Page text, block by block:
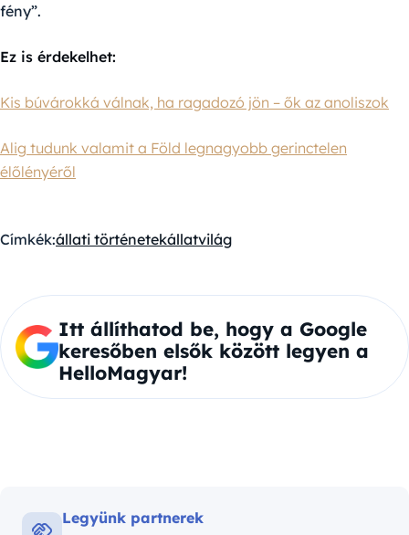
fény”.
Ez is érdekelhet:
Kis búvárokká válnak, ha ragadozó jön – ők az anoliszok
Alig tudunk valamit a Föld legnagyobb gerinctelen
élőlényéről
Címkék:állati történetekállatvilág
Itt állíthatod be, hogy a Google
keresőben elsők között legyen a
HelloMagyar!
Legyünk partnerek